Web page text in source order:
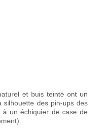
et buis teinté ont un
silhouette des pin-ups des
un échiquier de case de